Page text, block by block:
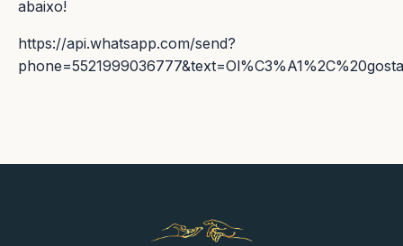
abaixo!
https://api.whatsapp.com/send?